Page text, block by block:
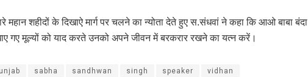
महान शहीदों के दिखाऐ मार्ग पर चलने का न्योता देते हुए स.संधवां ने कहा कि आओ बाबा बंदा
गए मूल्यों को याद करते उनको अपने जीवन में बरकरार रखने का यत्न करें।
sabha sandhwan singh speaker vidhan